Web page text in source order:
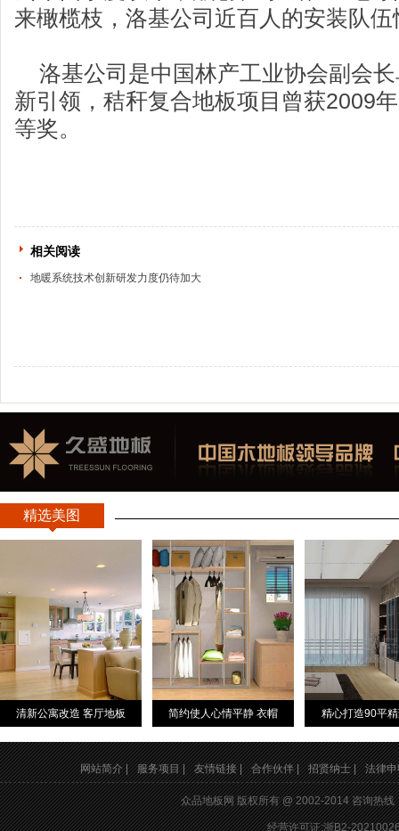
来橄榄枝，洛基公司近百人的安装队
洛基公司是中国林产工业协会副会
新引领，秸秆复合地板项目曾获2009
等奖。
相关阅读
地暖系统技术创新研发力度仍待加大
精选美图
清新公寓改造 客厅地板 简约使人心情平静 衣帽 精心打造90平
网站简介 | 服务项目 | 友情链接 | 合作伙伴 | 招贤纳士 | 法律申
众品地板网 版权所有 @ 2002-2014 咨询热
经营许可证:浙B2-